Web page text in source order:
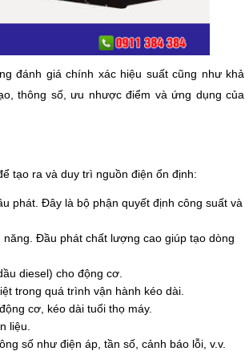
đánh giá chính xác hiệu suất cũng như khả
thông số, ưu nhược điểm và ứng dụng của
tạo ra và duy trì nguồn điện ổn định:
phát. Đây là bộ phận quyết định công suất và
Đầu phát chất lượng cao giúp tạo dòng
diesel) cho động cơ.
trong quá trình vận hành kéo dài.
cơ, kéo dài tuổi thọ máy.
liệu.
số như điện áp, tần số, cảnh báo lỗi, v.v.